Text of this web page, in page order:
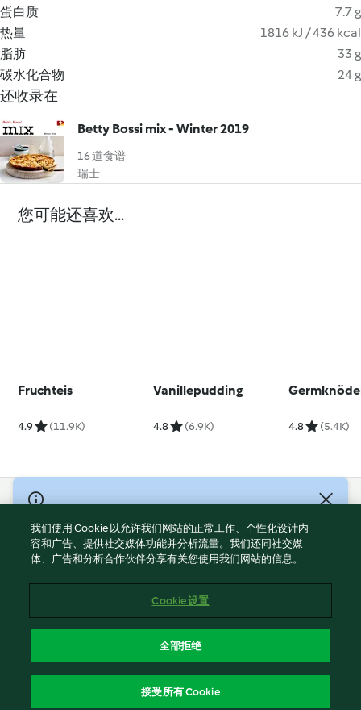
蛋白质
7.7 g
热量
1816 kJ / 436 kcal
脂肪
33 g
碳水化合物
24 g
还收录在
Betty Bossi mix - Winter 2019
16 道食谱
瑞士
您可能还喜欢...
Fruchteis
4.9 (11.9K)
Vanillepudding
4.8 (6.9K) 4.8 (5.4K)
© Copyright 2021-2023 福维克信息科技(上海)有限公司 版权所有
2026
使用规定
Cookies
ICP许可证号：沪通信管自贸[2026]3号
我们使用 Cookie 以允许我们网站的正常工作、个性化设计内
容和广告、提供社交媒体功能并分析流量。我们还同社交媒
体、广告和分析合作伙伴分享有关您使用我们网站的信息。
Cookie 设置
全部拒绝
接受所有 Cookie